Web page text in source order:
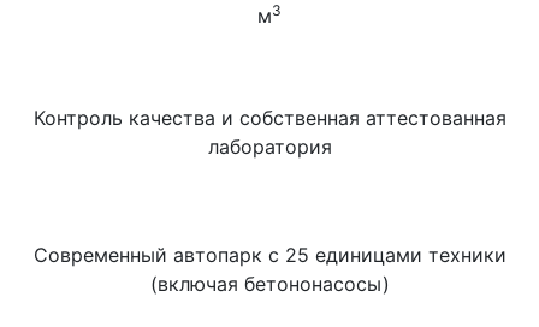
м3
Контроль качества и собственная аттестованная
лаборатория
Современный автопарк с 25 единицами техники
(включая бетононасосы)